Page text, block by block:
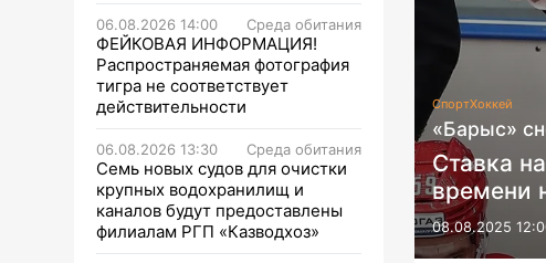
06.08.2026 14:00 Среда обитания
ФЕЙКОВАЯ ИНФОРМАЦИЯ!
Распространяемая фотография
тигра не соответствует
действительности
06.08.2026 13:30 Среда обитания
Семь новых судов для очистки
крупных водохранилищ и
каналов будут предоставлены
филиалам РГП «Казводхоз»
СпортХоккей
«Барыс»
Ставка
времени
08.08.2025